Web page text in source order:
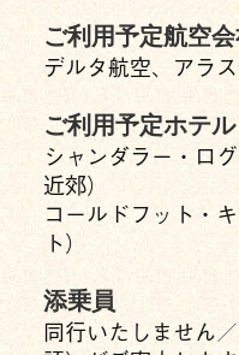
ご利用予定航空
デルタ航空、アラ
ご利用予定ホテル
シャンダラー・ロ
近郊）
コールドフット・
ト）
添乗員
同行いたしません